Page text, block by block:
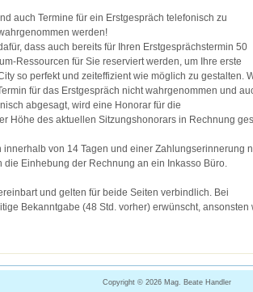
auch Termine für ein Erstgespräch telefonisch zu
werden!
dass auch bereits für Ihren Erstgesprächstermin 50
Ressourcen für Sie reserviert werden, um Ihre erste
so perfekt und zeiteffizient wie möglich zu gestalten.
für das Erstgespräch nicht wahrgenommen und
abgesagt, wird eine Honorar für die
Höhe des aktuellen Sitzungshonorars in Rechnung
von 14 Tagen und einer Zahlungserinnerung
die Einhebung der Rechnung an ein Inkasso Büro.
und gelten für beide Seiten verbindlich. Bei
Bekanntgabe (48 Std. vorher) erwünscht, ansonsten
Copyright © Mag. Beate Handler